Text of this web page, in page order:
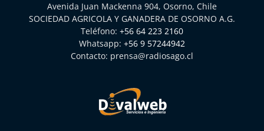
Avenida Juan Mackenna 904, Osorno, Chile
SOCIEDAD AGRICOLA Y GANADERA DE OSORNO A.G.
Teléfono: +56 64 223 2160
Whatsapp: +56 9 57244942
Contacto: prensa@radiosago.cl